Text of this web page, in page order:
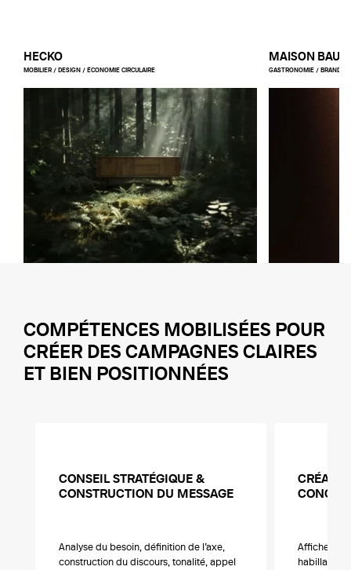
HECKO
MOBILIER / DESIGN / ÉCONOMIE CIRCULAIRE
MAISON
GASTRONOMIE /
COMPÉTENCES MOBILISÉES POUR
CRÉER DES CAMPAGNES CLAIRES
ET BIEN POSITIONNÉES
CONSEIL STRATÉGIQUE &
CONSTRUCTION DU MESSAGE
Analyse du besoin, définition de l’axe,
construction du discours, tonalité, appel
Affiches,
habillages,